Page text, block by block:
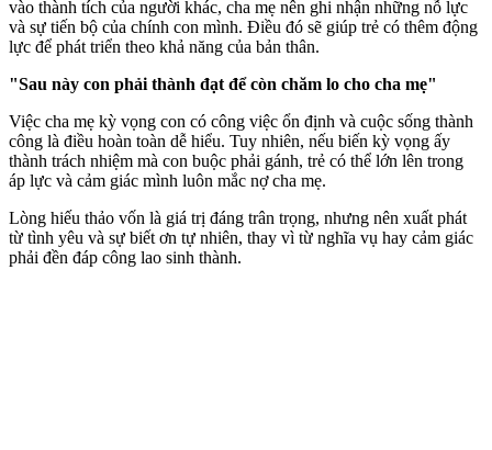
vào thành tích của người khác, cha mẹ nên ghi nhận những nỗ lực
và sự tiến bộ của chính con mình. Điều đó sẽ giúp trẻ có thêm động
lực để phát triển theo khả năng của bản thân.
"Sau này con phải thành đạt để còn chăm lo cho cha mẹ"
Việc cha mẹ kỳ vọng con có công việc ổn định và cuộc sống thành
công là điều hoàn toàn dễ hiểu. Tuy nhiên, nếu biến kỳ vọng ấy
thành trách nhiệm mà con buộc phải gánh, trẻ có thể lớn lên trong
áp lực và cảm giác mình luôn mắc nợ cha mẹ.
Lòng hiếu thảo vốn là giá trị đáng trân trọng, nhưng nên xuất phát
từ tình yêu và sự biết ơn tự nhiên, thay vì từ nghĩa vụ hay cảm giác
phải đền đáp công lao sinh thành.